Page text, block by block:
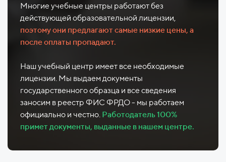
Многие учебные центры работают без
действующей образовательной лицензии,
поэтому они предлагают самые низкие цены, а
после оплаты пропадают.
Наш учебный центр имеет все необходимые
лицензии. Мы выдаем документы
государственного образца и все сведения
заносим в реестр ФИС ФРДО - мы работаем
официально и честно. Работодатель 100%
примет документы, выданные в нашем центре.